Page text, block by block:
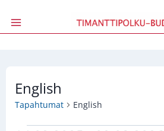
sisältöön
English
Tapahtumat English